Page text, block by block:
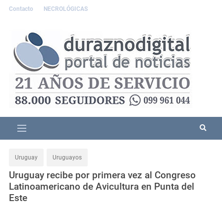
Contacto NECROLÓGICAS
Uruguay Uruguayos
Uruguay recibe por primera vez al Congreso
Latinoamericano de Avicultura en Punta del
Este